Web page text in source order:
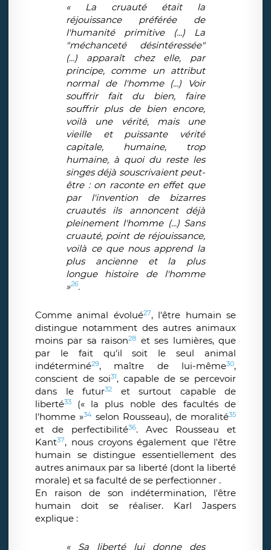
« La cruauté était la
réjouissance préférée de
l'humanité primitive (...) La
"méchanceté désintéressée"
(...) apparaît chez elle, par
principe, comme un attribut
normal de l'homme (...) Voir
souffrir fait du bien, faire
souffrir plus de bien encore,
voilà une vérité, mais une
vieille et puissante vérité
capitale, humaine, trop
humaine, à quoi du reste les
singes déjà souscrivaient peut-
être : on raconte en effet que
par l'invention de bizarres
cruautés ils annoncent déjà
pleinement l'homme (...) Sans
cruauté, point de réjouissance,
voilà ce que nous apprend la
plus ancienne et la plus
longue histoire de l'homme
»26.
Comme animal évolué27, l'être humain se
distingue notamment des autres animaux
moins par sa raison28 et ses lumières, que
par le fait qu'il soit le seul animal
indéterminé29, maître de lui-même30,
conscient de soi31, capable de se percevoir
dans le futur32
et surtout capable de
liberté33
(« la plus noble des facultés de
l'homme »34selon Rousseau), de moralité35
et de perfectibilité36. Avec Rousseau et
Kant37, nous croyons également que l'être
humain se distingue essentiellement des
autres animaux par sa liberté (dont la liberté
morale) et sa faculté de se perfectionner .
En raison de son indétermination, l'être
humain doit se réaliser. Karl Jaspers
explique :
« Sa liberté lui donne des